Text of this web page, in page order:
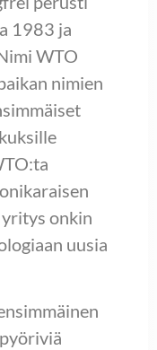
1983 ja
WTO
nimien
onkin
uusia